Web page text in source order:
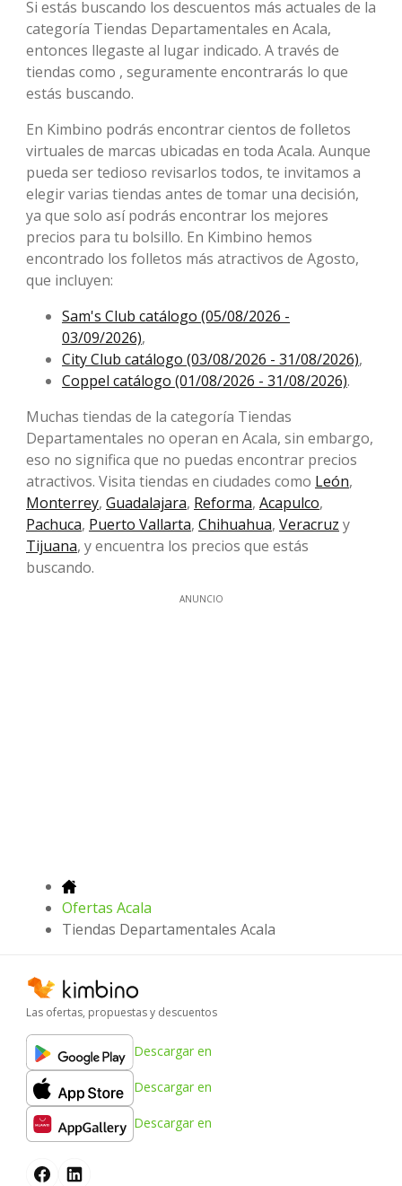
Si estás buscando los descuentos más actuales de la
categoría Tiendas Departamentales en Acala,
entonces llegaste al lugar indicado. A través de
tiendas como , seguramente encontrarás lo que
estás buscando.
En Kimbino podrás encontrar cientos de folletos
virtuales de marcas ubicadas en toda Acala. Aunque
pueda ser tedioso revisarlos todos, te invitamos a
elegir varias tiendas antes de tomar una decisión,
ya que solo así podrás encontrar los mejores
precios para tu bolsillo. En Kimbino hemos
encontrado los folletos más atractivos de Agosto,
que incluyen:
Sam's Club catálogo (05/08/2026 -
03/09/2026),
City Club catálogo (03/08/2026 - 31/08/2026),
Coppel catálogo (01/08/2026 - 31/08/2026).
Muchas tiendas de la categoría Tiendas
Departamentales no operan en Acala, sin embargo,
eso no significa que no puedas encontrar precios
atractivos. Visita tiendas en ciudades como León,
Monterrey, Guadalajara, Reforma, Acapulco,
Pachuca, Puerto Vallarta, Chihuahua, Veracruz y
Tijuana, y encuentra los precios que estás
buscando.
ANUNCIO
Ofertas Acala
Tiendas Departamentales Acala
Las ofertas, propuestas y descuentos
Descargar en
Descargar en
Descargar en